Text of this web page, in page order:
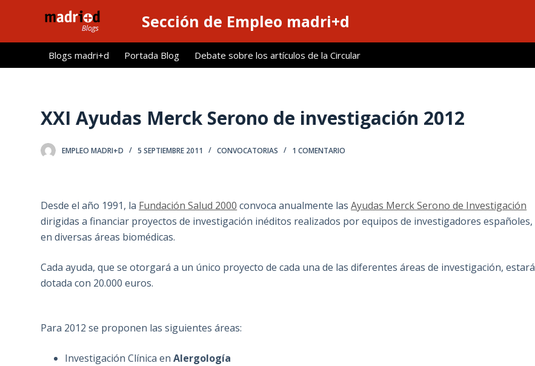
l
Sección de Empleo madri+d
Blogs madri+d Portada Blog Debate sobre los artículos de la Circular
XXI Ayudas Merck Serono de investigación 2012
EMPLEO MADRI+D 5 SEPTIEMBRE 2011 CONVOCATORIAS 1 COMENTARIO
Desde el año 1991, la Fundación Salud 2000 convoca anualmente lasAyudas Merck Serono de Investigación
dirigidas a financiar proyectos de investigación inéditos realizados por equipos de investigadores españoles,
en diversas áreas biomédicas.
Cada ayuda, que se otorgará a un único proyecto de cada una de las diferentes áreas de investigación, estará
dotada con 20.000 euros.
Para 2012 se proponen las siguientes áreas:
Investigación Clínica enAlergología